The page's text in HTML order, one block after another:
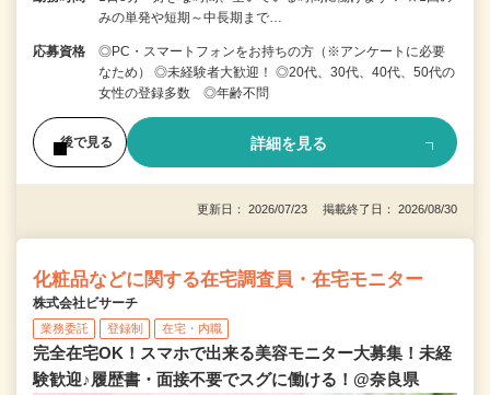
みの単発や短期～中長期まで…
応募資格
◎PC・スマートフォンをお持ちの方（※アンケートに必要
なため） ◎未経験者大歓迎！ ◎20代、30代、40代、50代の
女性の登録多数 ◎年齢不問
後で見る 詳細を見る
更新日： 2026/07/23 掲載終了日： 2026/08/30
化粧品などに関する在宅調査員・在宅モニター
株式会社ビサーチ
業務委託 登録制 在宅・内職
完全在宅OK！スマホで出来る美容モニター大募集！未経
験歓迎♪履歴書・面接不要でスグに働ける！@奈良県